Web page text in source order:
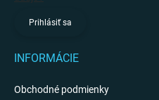
Prihlásiť sa
INFORMÁCIE
Obchodné podmienky